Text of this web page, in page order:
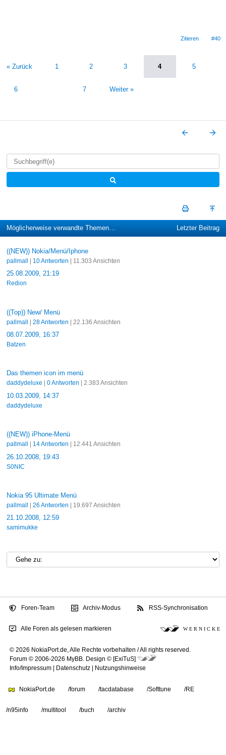
Zitieren #40
« Zurück 1 2 3 4 5
6 7 Weiter »
Möglicherweise verwandte Themen… Letzter Beitrag
((NEW)) Nokia/Menü/Iphone
pallmall 10 Antworten | 11.303 Ansichten
25.08.2009, 21:19
Redion
((Top)) New/ Menü
pallmall 28 Antworten | 22.136 Ansichten
08.07.2009, 16:37
Batzen
Das themen icon im menü
daddydeluxe 0 Antworten | 2.383 Ansichten
10.03.2009, 14:37
daddydeluxe
((NEW)) iPhone-Menü
pallmall 14 Antworten | 12.441 Ansichten
26.10.2008, 19:43
S0NIC
Nokia 95 Ultimate Menü
pallmall 26 Antworten | 19.697 Ansichten
21.10.2008, 12:59
samimukke
Foren-Team Archiv-Modus RSS-Synchronisation
Alle Foren als gelesen markieren W E R N I C K E
© 2026 NokiaPort.de, Alle Rechte vorbehalten /All rights reserved.
Forum © 2006-2026 MyBB
Design © [ExiTuS]
Info/Impressum
Datenschutz Nutzungshinweise
NokiaPort.de /forum /tacdatabase /Softtune /RE
/n95info /multitool /buch /archiv